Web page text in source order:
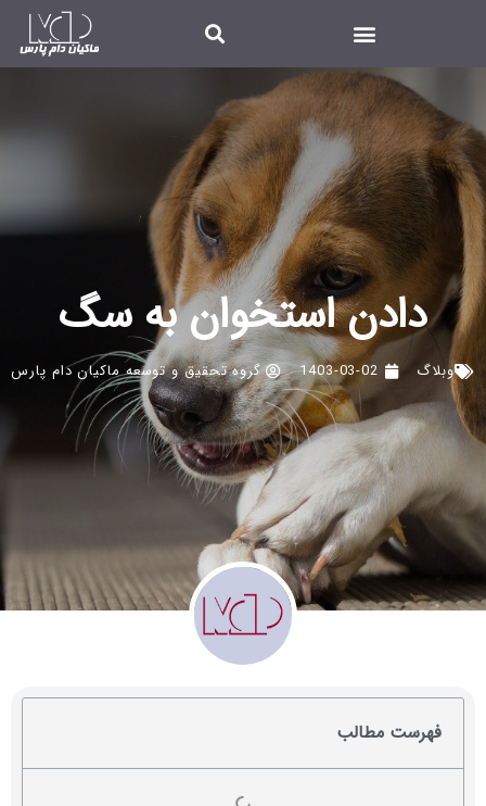
دادن استخوان به سگ
وبلاگ 1403-03-02 گروه تحقیق و توسعه ماکیان دام پارس
فهرست مطالب